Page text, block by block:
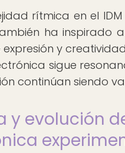
rítmica en el
ha inspirado
y
sigue
continúan siendo
y evolución